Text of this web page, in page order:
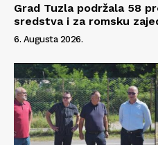
Impressum
Grad Tuzla podržala 58
sredstva i za romsku
6. Augusta 2026.